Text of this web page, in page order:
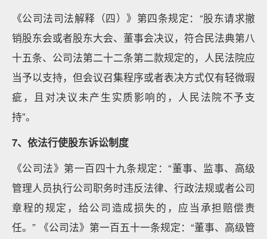
《公司法司法解释（四）》第四条规定：“股东请求撤
销股东会或者股东大会、董事会决议，符合民法典第八
十五条、公司法第二十二条第二款规定的，人民法院应
当予以支持，但会议召集程序或者表决方式仅有轻微瑕
疵，且对决议未产生实质影响的，人民法院不予支
持”。
7、依法行使股东诉讼制度
《公司法》第一百四十九条规定：“董事、监事、高级
管理人员执行公司职务时违反法律、行政法规或者公司
章程的规定，给公司造成损失的，应当承担赔偿责
任。” 《公司法》第一百五十一条规定：“董事、高级管